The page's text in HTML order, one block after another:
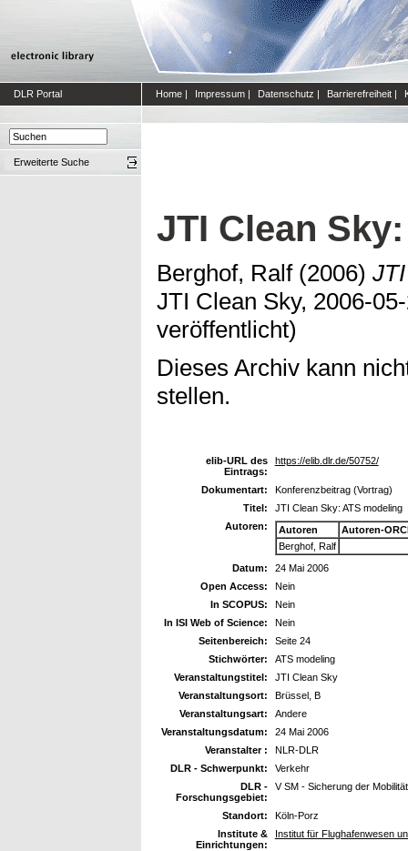
DLR Portal Home | Impressum | Datenschutz | Barrierefreiheit |
Erweiterte Suche
JTI Clean
Berghof, Ralf(2006)
JTI Clean Sky, 2006-
veröffentlicht)
Dieses Archiv kann
stellen.
elib-URL des
Eintrags:
https://elib.dlr.de/50752/
Dokumentart:
Konferenzbeitrag (Vortrag)
Titel:
JTI Clean Sky: ATS modeling
Autoren:
Autoren
Autoren-
Berghof, Ralf
Datum:
24 Mai 2006
Open Access:
Nein
In SCOPUS:
Nein
In ISI Web of Science:
Nein
Seitenbereich:
Seite 24
Stichwörter:
ATS modeling
Veranstaltungstitel:
JTI Clean Sky
Veranstaltungsort:
Brüssel, B
Veranstaltungsart:
Andere
Veranstaltungsdatum:
24 Mai 2006
Veranstalter :
NLR-DLR
DLR - Schwerpunkt:
Verkehr
DLR -
Forschungsgebiet:
V SM - Sicherung der Mobilität
Standort:
Köln-Porz
Institute &
Einrichtungen:
Institut für Flughafenwesen